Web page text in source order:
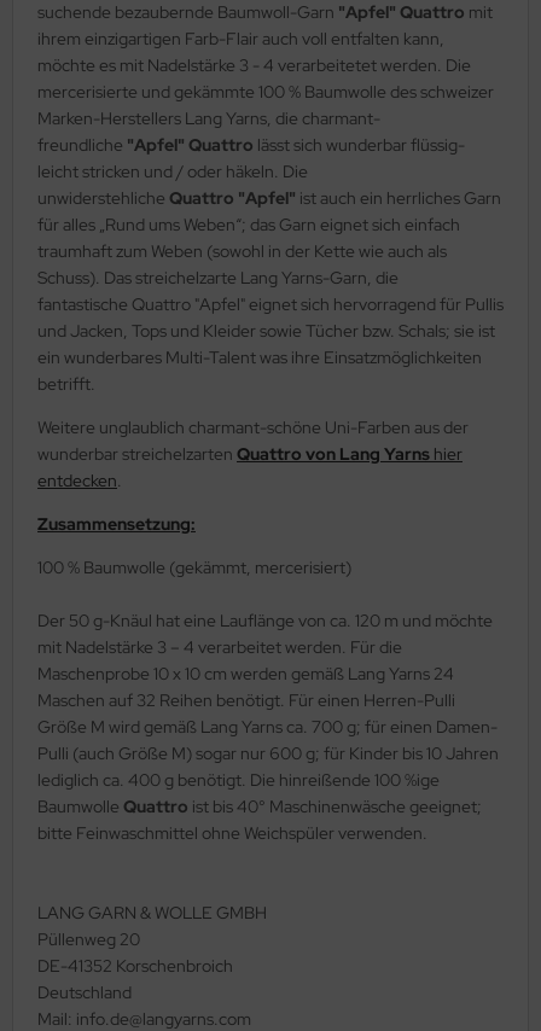
suchende bezaubernde Baumwoll-Garn "Apfel" Quattro mit
ihrem einzigartigen Farb-Flair auch voll entfalten kann,
möchte es mit Nadelstärke 3 - 4 verarbeitetet werden. Die
mercerisierte und gekämmte 100 % Baumwolle des schweizer
Marken-Herstellers Lang Yarns, die charmant-
freundliche "Apfel" Quattro lässt sich wunderbar flüssig-
leicht stricken und / oder häkeln. Die
unwiderstehliche Quattro "Apfel" ist auch ein herrliches Garn
für alles „Rund ums Weben“; das Garn eignet sich einfach
traumhaft zum Weben (sowohl in der Kette wie auch als
Schuss). Das streichelzarte Lang Yarns-Garn, die
fantastische Quattro "Apfel" eignet sich hervorragend für Pullis
und Jacken, Tops und Kleider sowie Tücher bzw. Schals; sie ist
ein wunderbares Multi-Talent was ihre Einsatzmöglichkeiten
betrifft.
Weitere unglaublich charmant-schöne Uni-Farben aus der
wunderbar streichelzarten Quattro von Lang Yarns hier
entdecken.
Zusammensetzung:
100 % Baumwolle (gekämmt, mercerisiert)
Der 50 g-Knäul hat eine Lauflänge von ca. 120 m und möchte
mit Nadelstärke 3 – 4 verarbeitet werden. Für die
Maschenprobe 10 x 10 cm werden gemäß Lang Yarns 24
Maschen auf 32 Reihen benötigt. Für einen Herren-Pulli
Größe M wird gemäß Lang Yarns ca. 700 g; für einen Damen-
Pulli (auch Größe M) sogar nur 600 g; für Kinder bis 10 Jahren
lediglich ca. 400 g benötigt. Die hinreißende 100 %ige
Baumwolle Quattro ist bis 40° Maschinenwäsche geeignet;
bitte Feinwaschmittel ohne Weichspüler verwenden.
LANG GARN & WOLLE GMBH
Püllenweg 20
DE-41352 Korschenbroich
Deutschland
Mail: info.de@langyarns.com